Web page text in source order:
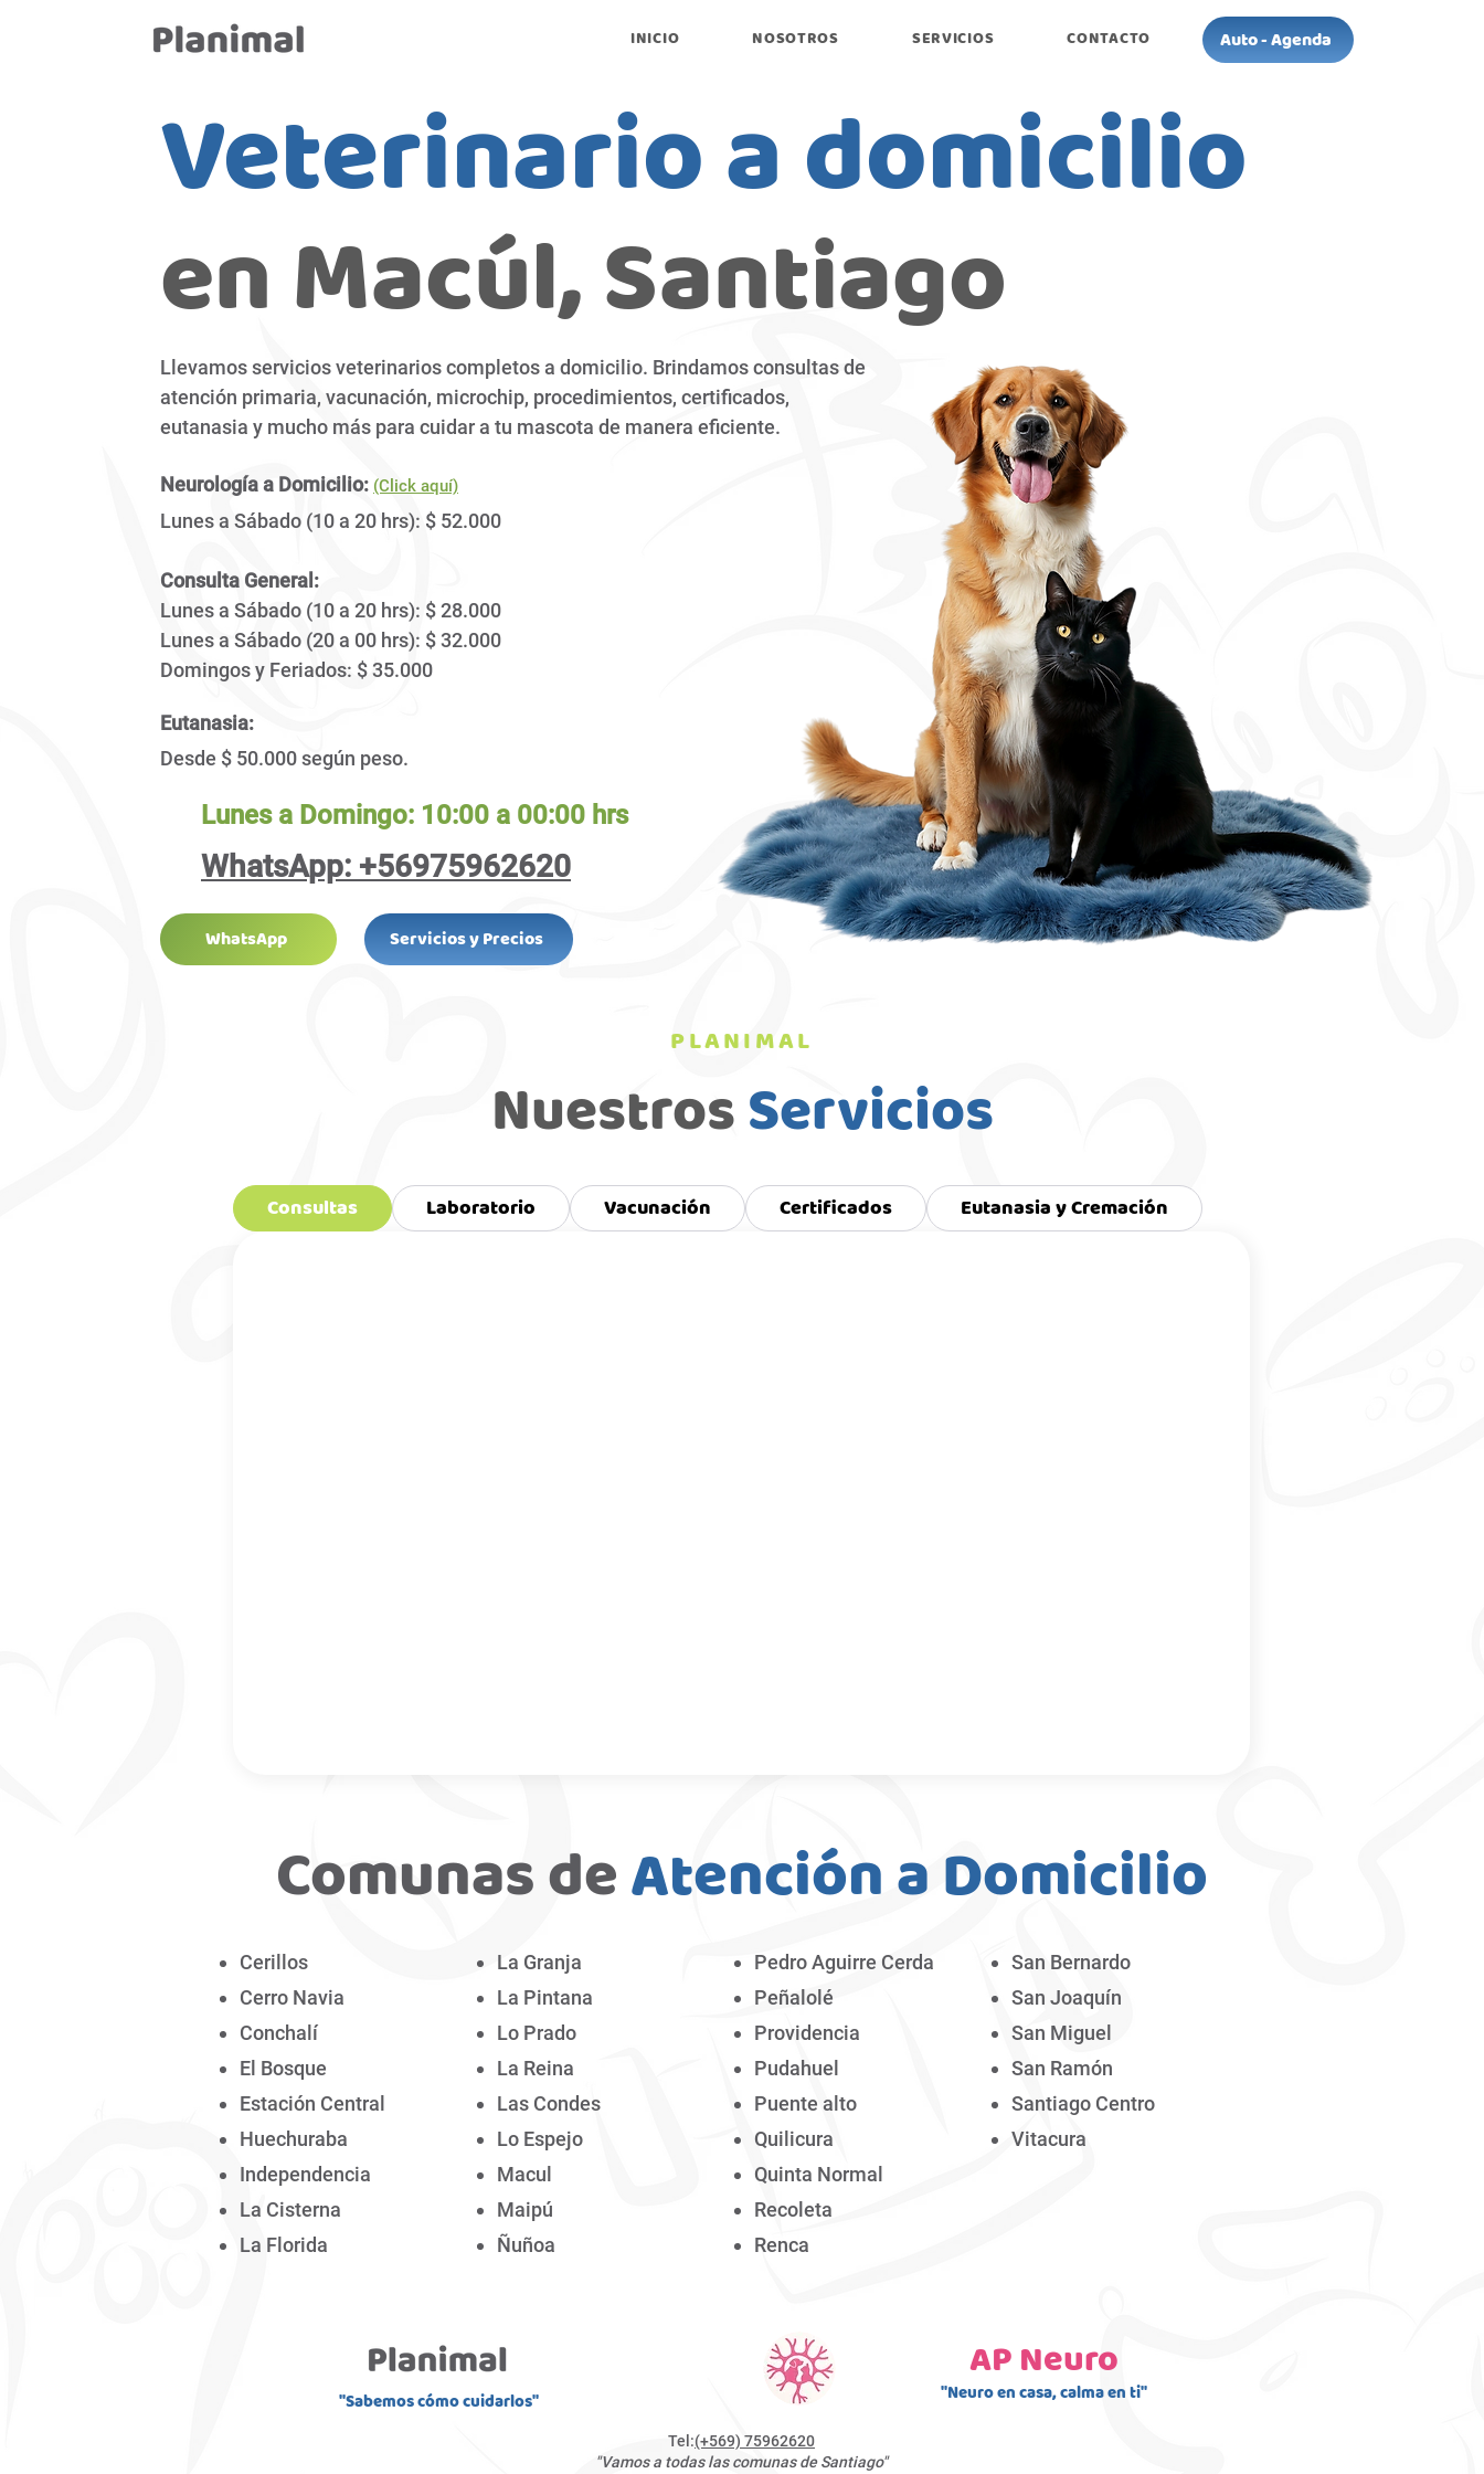
INICIO NOSOTROS SERVICIOS CONTACTO Auto - Agenda
Veterinario a domicilio
en Macúl, Santiago
Llevamos servicios veterinarios completos a domicilio. Brindamos consultas de
atención primaria, vacunación, microchip, procedimientos, certificados,
eutanasia y mucho más para cuidar a tu mascota de manera eficiente.
WhatsApp Servicios y Precios
Neurología a Domicilio: (Click aquí)
Lunes a Sábado (10 a 20 hrs): $ 52.000
Consulta General:
Lunes a Sábado (10 a 20 hrs): $ 28.000
Lunes a Sábado (20 a 00 hrs): $ 32.000
Domingos y Feriados: $ 35.000
Eutanasia:
Desde $ 50.000 según peso.​​
Lunes a Domingo: 10:00 a 00:00 hrs
WhatsApp: +56975962620
PLANIMAL
NuestrosServicios
Consultas Laboratorio Vacunación Certificados Eutanasia y Cremación
Comunas deAtención a Domicilio
Cerillos
Cerro Navia
Conchalí
El Bosque
Estación Central
Huechuraba
Independencia
La Cisterna
La Florida
La Granja
La Pintana
Lo Prado
La Reina
Las Condes
Lo Espejo
Macul
Maipú
Ñuñoa
Pedro Aguirre Cerda
Peñalolé
Providencia
Pudahuel
Puente alto
Quilicura
Quinta Normal
Recoleta
Renca
San Bernardo
San Joaquín
San Miguel
San Ramón
Santiago Centro
Vitacura
"Sabemos cómo cuidarlos"
AP Neuro
"Neuro en casa, calma en ti"
Tel:(+569) 75962620
"Vamos a todas las comunas de Santiago"